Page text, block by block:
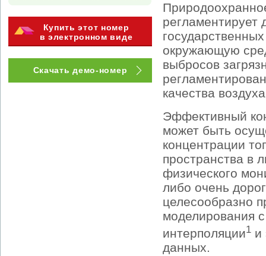
Купить этот номер
в электронном виде
Скачать демо-номер
регламентирует
окружающую
выбросов
качества
Эффективный
может быть
концентрации
пространства в
физического
либо очень
целесообразно
моделирования
интерполяции1 и
данных.